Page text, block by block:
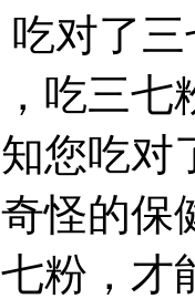
对了
吃三七
您吃对
怪的保
粉，才